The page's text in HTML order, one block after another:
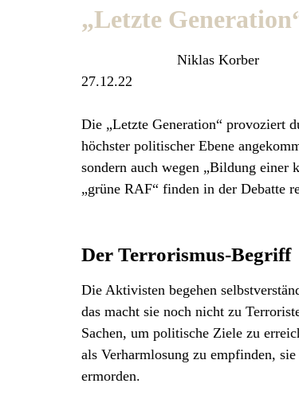
„Letzte
Niklas Korber
27.12.22
Die „Letzte Generation“ provoziert
höchster politischer Ebene
sondern auch wegen „Bildung
„grüne RAF“ finden in der Debatte
Der Terrorismus-Begriff
Die Aktivisten begehen
das macht sie noch nicht zu
Sachen, um politische Ziele zu
als Verharmlosung zu empfinden,
ermorden.